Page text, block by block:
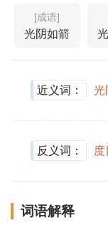
[成语]
光阴如箭
近义词： 光
反义词：
词语解释